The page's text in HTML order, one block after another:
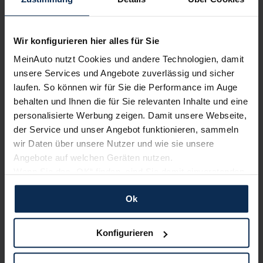
Wir konfigurieren hier alles für Sie
MeinAuto nutzt Cookies und andere Technologien, damit
unsere Services und Angebote zuverlässig und sicher
laufen. So können wir für Sie die Performance im Auge
behalten und Ihnen die für Sie relevanten Inhalte und eine
personalisierte Werbung zeigen. Damit unsere Webseite,
der Service und unser Angebot funktionieren, sammeln
wir Daten über unsere Nutzer und wie sie unsere
Angebote auf welchen Geräten nutzen.
und erlauben uns Cookies für unseren Service zu
verwenden und diese Daten an Dritte weiterzugeben,
etwa an unsere Marketingpartner. Falls Sie dem nicht
zustimmen möchten, beschränken wir uns auf die
dann nicht auf Sie zuschneiden und Sie somit nicht
Ok
Konfigurieren
Infos zur Automarke MINI
Mini Barkauf Angebote
Die MarkeMini verspricht seit vielen Jahren Kultmodelle im
Kleinwagen-Segment. Sowohl in seiner klassischen Form
als auch als
Countryman , ClubmanoderCabrio
eine ausgezeichnete Wahl für
anspruchsvolle und
stilbewussteAutofahrer/innen. Mit bewährten markanten
Formen und Proportionen sowiePremium-
Innenausstattungenhebt sich die Marke aus demBMW-
Konzernvon der Konkurrenz ab.
Premium-Kleinwagen mit hohen Rabatten auf
MeinAuto.de kaufen